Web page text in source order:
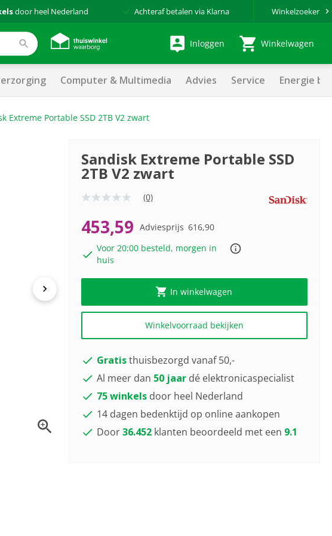
door heel Nederland Achteraf betalen via Klarna Winkelzoeker
Inloggen Winkelwagen
Computer & Multimedia Advies Service Energie
Extreme Portable SSD 2TB V2 zwart
Sandisk Extreme Portable SSD
2TB V2 zwart
Geen
Dezelfde
paginalink.
(0)
453,59 Adviesprijs 616,90
Voor 20:00 besteld, morgen in
huis
In winkelwagen
Winkelvoorraad bekijken
Gratisthuisbezorgd vanaf 50,-
Al meer dan 50 jaardé elektronicaspecialist
75 winkelsdoor heel Nederland
14 dagen bedenktijd op online aankopen
Door36.452 klanten beoordeeld met een 9.1